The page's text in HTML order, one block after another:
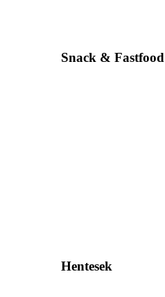
Snack & Fastfood
Hentesek